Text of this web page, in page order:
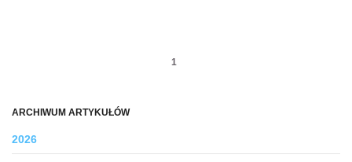
ARCHIWUM ARTYKUŁÓW
2026
1